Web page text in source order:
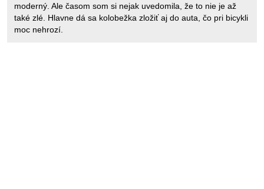
moderný. Ale časom som si nejak uvedomila, že to nie je až
také zlé. Hlavne dá sa kolobežka zložiť aj do auta, čo pri bicykli
moc nehrozí.